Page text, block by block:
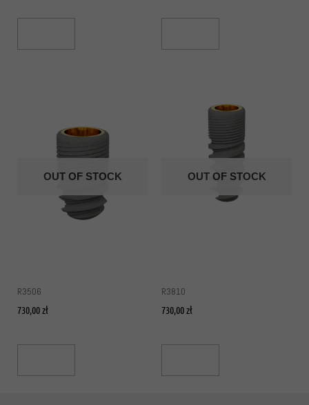
OUT OF STOCK
R3506
730,00zł
OUT OF STOCK
R3810
730,00zł